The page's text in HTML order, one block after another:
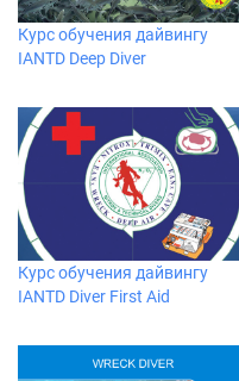
Курс обучения дайвингу
IANTD Deep Diver
Курс обучения дайвингу
IANTD Diver First Aid